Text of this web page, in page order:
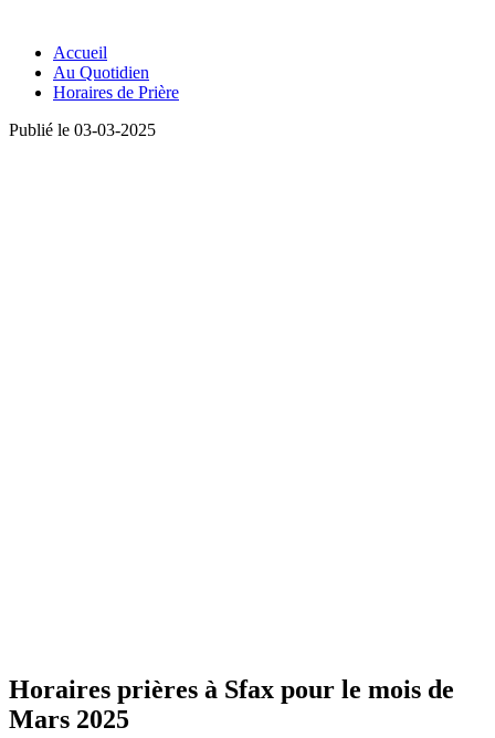
Accueil
Au Quotidien
Horaires de Prière
Publié le 03-03-2025
Horaires prières à Sfax pour le mois de
Mars 2025